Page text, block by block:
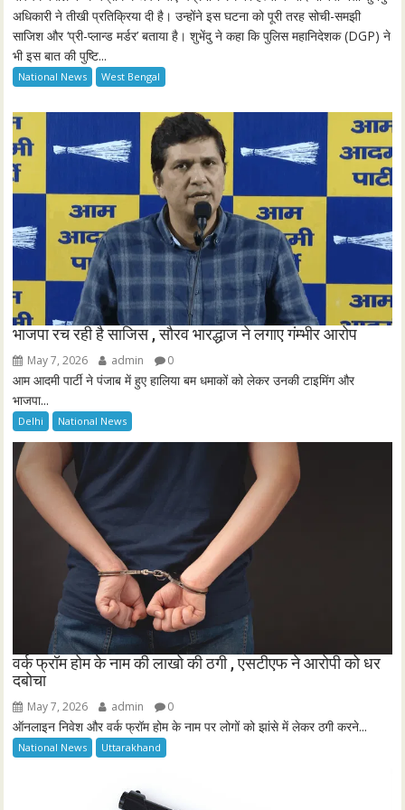
s
e
n
अधिकारी ने तीखी प्रतिक्रिया दी है। उन्होंने इस घटना को पूरी तरह सोची-समझी
साजिश और ‘प्री-प्लान्ड मर्डर’ बताया है। शुभेंदु ने कहा कि पुलिस महानिदेशक (DGP) ने
भी इस बात की पुष्टि...
National News West Bengal
भाजपा रच रही है साजिस , सौरव भारद्धाज ने लगाए गंम्भीर आरोप
May 7, 2026 admin 0
आम आदमी पार्टी ने पंजाब में हुए हालिया बम धमाकों को लेकर उनकी टाइमिंग और
भाजपा...
Delhi National News
वर्क फ्रॉम होम के नाम की लाखो की ठगी , एसटीएफ ने आरोपी को धर
दबोचा
May 7, 2026 admin 0
ऑनलाइन निवेश और वर्क फ्रॉम होम के नाम पर लोगों को झांसे में लेकर ठगी करने...
National News Uttarakhand